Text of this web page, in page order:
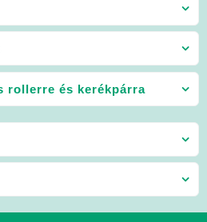
rollerre és kerékpárra